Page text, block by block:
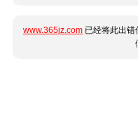
www.365jz.com 已经将此出